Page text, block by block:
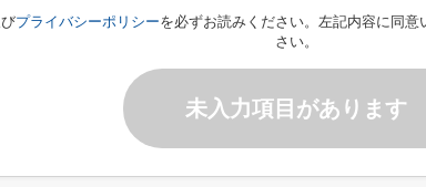
プライバシーポリシーを必ずお読みください。左記内容に同
さい。
未入力項目があります